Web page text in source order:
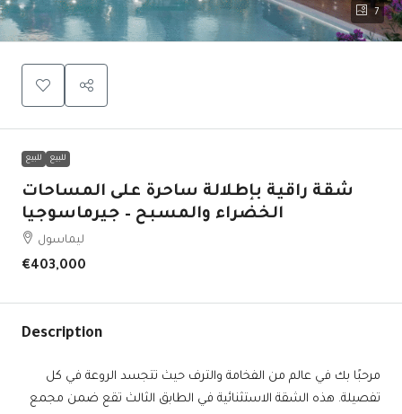
7
للبيع للبيع
شقة راقية بإطلالة ساحرة على المساحات
الخضراء والمسبح – جيرماسوجيا
ليماسول
€403,000
Description
مرحبًا بك في عالم من الفخامة والترف حيث تتجسد الروعة في كل
تفصيلة. هذه الشقة الاستثنائية في الطابق الثالث تقع ضمن مجمع